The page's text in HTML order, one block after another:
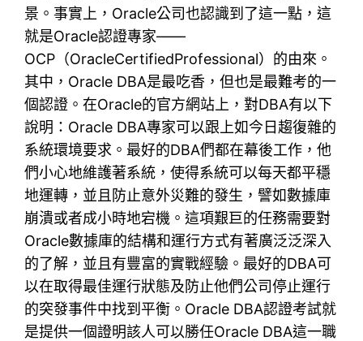
景。事實上，Oracle公司也認識到了這一點，這
就是Oracle認證專家——
OCP（OracleCertifiedProfessional）的由來。
其中，Oracle DBA是最吃香，但也是最難考的一
個認證。在Oracle的官方網站上，對DBA有以下
說明：Oracle DBA專家可以跟上如今日趨復雜的
系統環境要求。最好的DBA們都在幕後工作，他
們小心地維護著系統，使得系統可以每天都平穩
地運轉，並且防止意外災難的發生，譬如數據庫
崩潰或者成小時地宕機。這項艱巨的任務需要對
Oracle數據庫的結構和運行方式有著廣泛泛深入
的了解，並且有豐富的實戰經驗。最好的DBA可
以在取得最佳運行狀態及防止他們公司停止運行
的突發事件中找到平衡。Oracle DBA認證考試就
是提供一個證明該人可以勝任Oracle DBA這一職